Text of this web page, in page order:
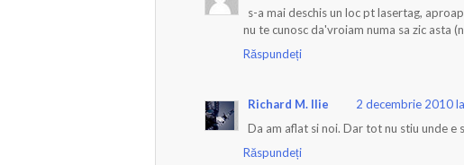
s-a mai deschis un loc pt lasertag,
nu te cunosc da'vroiam numa sa zic asta
Răspundeți
Richard M. Ilie
2 decembrie 2010
Da am aflat si noi. Dar tot nu stiu unde e
Răspundeți